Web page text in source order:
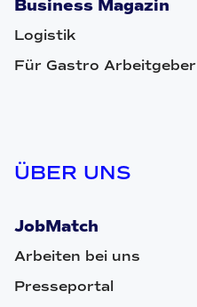
Business Magazin
Logistik
Für Gastro Arbeitgeber
ÜBER UNS
JobMatch
Arbeiten bei uns
Presseportal